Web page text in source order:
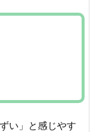
い」と感じやす